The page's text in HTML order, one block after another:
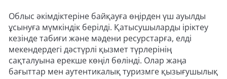
Облыс әкімдіктеріне байқауға өңірден үш ауылды
ұсынуға мүмкіндік берілді. Қатысушыларды іріктеу
кезінде табиғи және мәдени ресурстарға, елді
мекендердегі дәстүрлі қызмет түрлерінің
сақталуына ерекше көңіл бөлінді. Олар жаңа
бағыттар мен аутентикалық туризмге қызығушылық